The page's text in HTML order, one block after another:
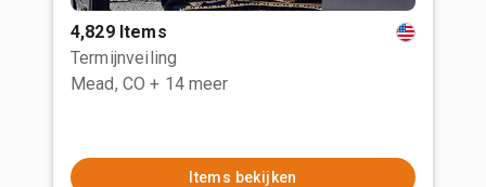
4,829 Items
Termijnveiling
Mead, CO + 14 meer
Items bekijken